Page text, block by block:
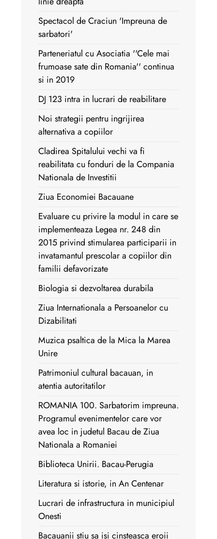
Spectacol de Craciun 'Impreuna de
sarbatori'
Parteneriatul cu Asociatia ''Cele mai
frumoase sate din Romania'' continua
si in 2019
DJ 123 intra in lucrari de reabilitare
Noi strategii pentru ingrijirea
alternativa a copiilor
Cladirea Spitalului vechi va fi
reabilitata cu fonduri de la Compania
Nationala de Investitii
Ziua Economiei Bacauane
Evaluare cu privire la modul in care se
implementeaza Legea nr. 248 din
2015 privind stimularea participarii in
invatamantul prescolar a copiilor din
familii defavorizate
Biologia si dezvoltarea durabila
Ziua Internationala a Persoanelor cu
Dizabilitati
Muzica psaltica de la Mica la Marea
Unire
Patrimoniul cultural bacauan, in
atentia autoritatilor
ROMANIA 100. Sarbatorim impreuna.
Programul evenimentelor care vor
avea loc in judetul Bacau de Ziua
Nationala a Romaniei
Biblioteca Unirii. Bacau-Perugia
Literatura si istorie, in An Centenar
Lucrari de infrastructura in municipiul
Onesti
Bacauanii stiu sa isi cinsteasca eroii